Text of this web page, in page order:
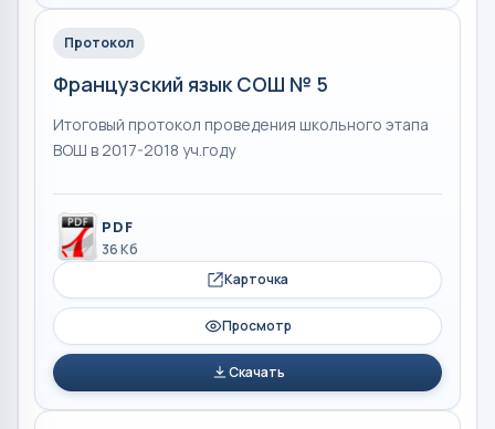
Протокол
Французский язык СОШ № 5
Итоговый протокол проведения школьного этапа
ВОШ в 2017-2018 уч.году
PDF
36 Кб
Карточка
Просмотр
Скачать